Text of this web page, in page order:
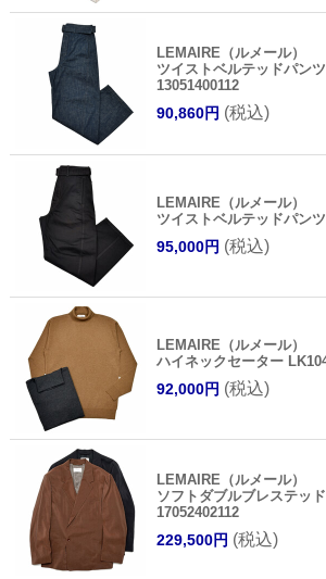
LEMAIRE（ルメール）
ツイストベルテッドパン
13051400112
90,860円 (税込)
LEMAIRE（ルメール）
ツイストベルテッドパン
95,000円 (税込)
LEMAIRE（ルメール）
ハイネックセーター
92,000円 (税込)
LEMAIRE（ルメール）
ソフトダブルブレステッ
17052402112
229,500円 (税込)